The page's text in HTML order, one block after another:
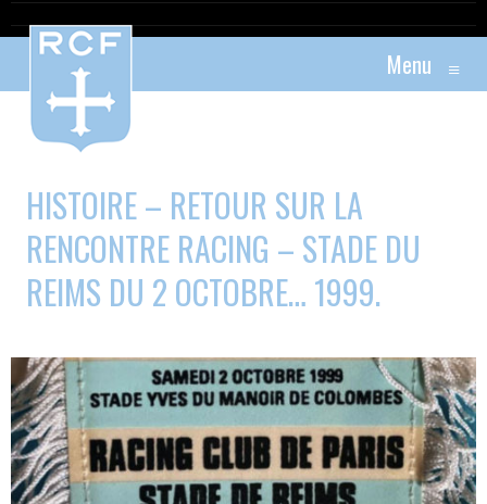
Menu ≡
HISTOIRE – RETOUR SUR LA
RENCONTRE RACING – STADE DU
REIMS DU 2 OCTOBRE… 1999.